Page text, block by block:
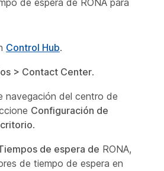
de espera de RONA para
Control Hub.
> Contact Center.
navegación del centro de
Configuración de
.
de espera de RONA,
de tiempo de espera en